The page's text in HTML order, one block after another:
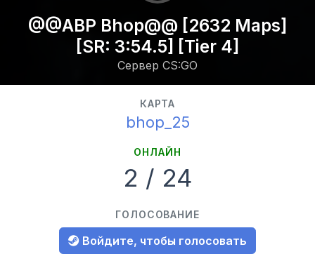
@@ABP Bhop@@ [2632 Maps]
[SR: 3:54.5] [Tier 4]
Сервер CS:GO
КАРТА
bhop_25
ОНЛАЙН
2 / 24
ГОЛОСОВАНИЕ
Войдите, чтобы голосовать